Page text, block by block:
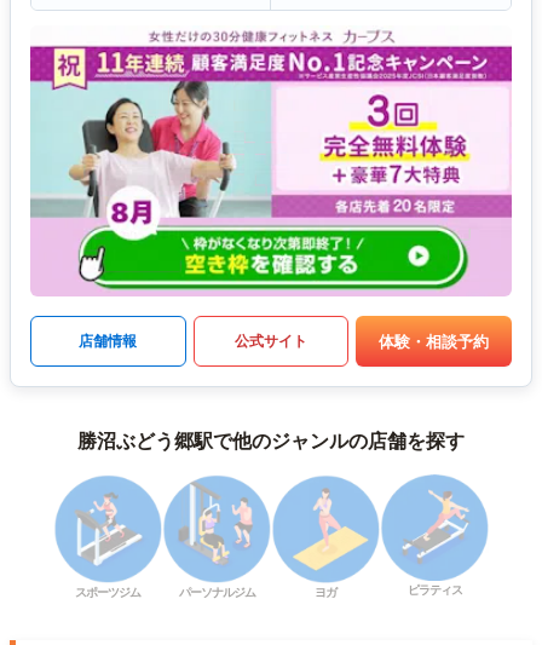
店舗情報 公式サイト 体験・相談予約
勝沼ぶどう郷駅で他のジャンルの店舗を探す
スポーツジム パーソナルジム ヨガ ピラティス